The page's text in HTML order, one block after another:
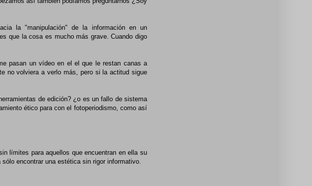
la "manipulación" de la información en un
que la cosa es mucho más grave. Cuando digo
pasan un vídeo en el el que le restan canas a
no volviera a verlo más, pero si la actitud sigue
de edición? ¿o es un fallo de sistema
ético para con el fotoperiodismo, como así
límites para aquellos que encuentran en ella su
encontrar una estética sin rigor informativo.